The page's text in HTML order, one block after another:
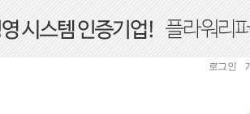
로그인